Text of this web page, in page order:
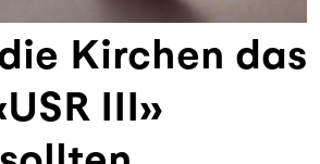
Kirchen das
III»